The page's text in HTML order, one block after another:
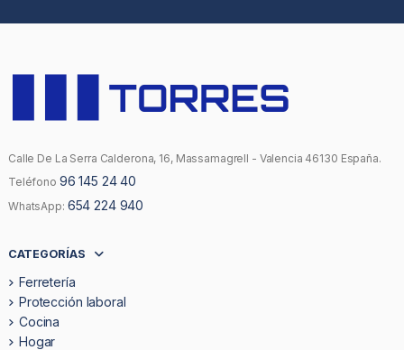
Calle De La Serra Calderona, 16, Massamagrell - Valencia 46130 España.
Teléfono 96 145 24 40
WhatsApp: 654 224 940
CATEGORÍAS
Ferretería
Protección laboral
Cocina
Hogar